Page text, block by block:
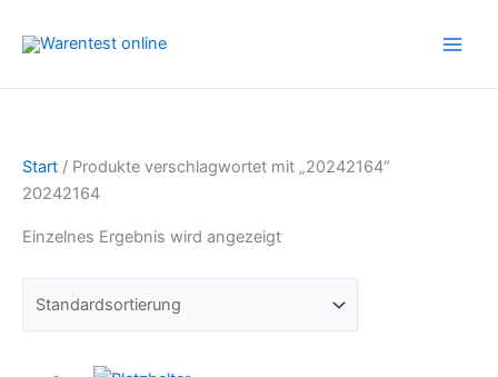
Inhalt
Start / Produkte verschlagwortet mit „20242164“
20242164
Einzelnes Ergebnis wird angezeigt